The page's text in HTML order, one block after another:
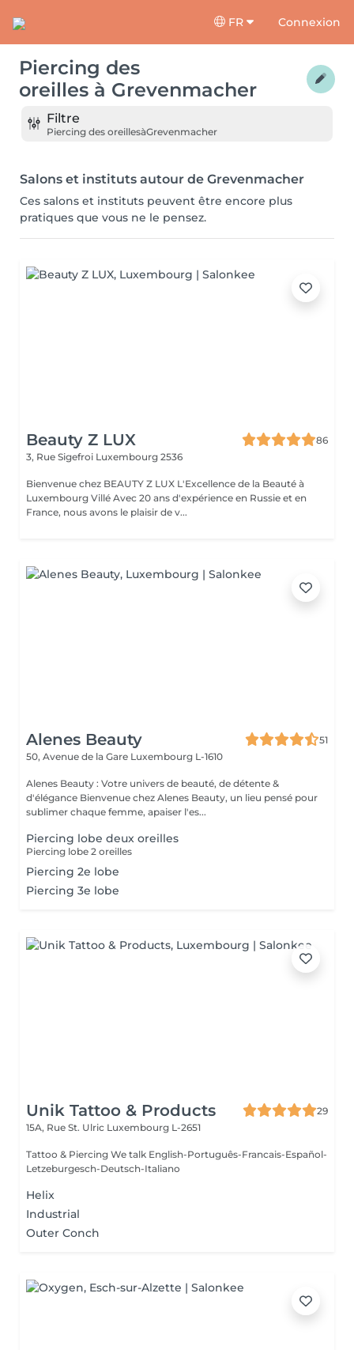
FR Connexion
Piercing des
oreilles à Grevenmacher
Filtre
Piercing des oreillesàGrevenmacher
Salons et instituts autour de Grevenmacher
Ces salons et instituts peuvent être encore plus
pratiques que vous ne le pensez.
Beauty Z LUX
86
3, Rue Sigefroi Luxembourg 2536
Bienvenue chez BEAUTY Z LUX L'Excellence de la Beauté à
Luxembourg Villé Avec 20 ans d'expérience en Russie et en
France, nous avons le plaisir de v...
Alenes Beauty
51
50, Avenue de la Gare Luxembourg L-1610
Alenes Beauty : Votre univers de beauté, de détente &
d'élégance Bienvenue chez Alenes Beauty, un lieu pensé pour
sublimer chaque femme, apaiser l'es...
Piercing lobe deux oreilles
Piercing lobe 2 oreilles
Piercing 2e lobe
Piercing 3e lobe
Unik Tattoo & Products
29
15A, Rue St. Ulric Luxembourg L-2651
Tattoo & Piercing We talk English-Português-Francais-Español-
Letzeburgesch-Deutsch-Italiano
Helix
Industrial
Outer Conch